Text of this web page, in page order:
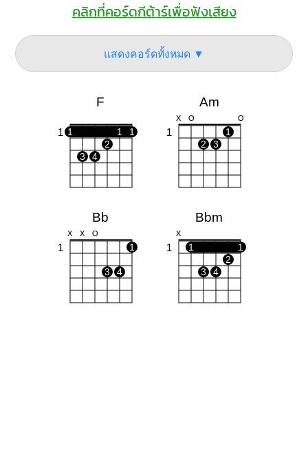
คลิกที่คอร์ดกีต้าร์เพื่อฟังเสียง
แสดงคอร์ดทั้งหมด ▼
F
1 1 1
1
2
3
4
Am
X O O
1
1
2
3
Bb
X X O
1 1
3 4
Bbm
X
1 1
1
2
3
4